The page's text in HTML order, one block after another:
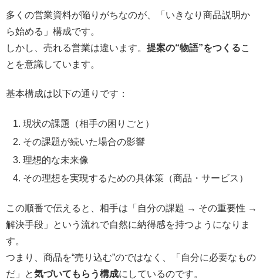
多くの営業資料が陥りがちなのが、「いきなり商品説明か
ら始める」構成です。
しかし、売れる営業は違います。 提案の“物語”をつくるこ
とを意識しています。
基本構成は以下の通りです：
現状の課題（相手の困りごと）
その課題が続いた場合の影響
理想的な未来像
その理想を実現するための具体策（商品・サービス）
この順番で伝えると、相手は「自分の課題 → その重要性 →
解決手段」という流れで自然に納得感を持つようになりま
す。
つまり、商品を“売り込む”のではなく、「自分に必要なもの
だ」と気づいてもらう構成にしているのです。